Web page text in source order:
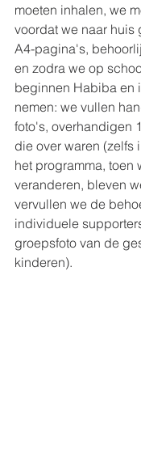
moeten inhalen, we
voordat we naar huis
A4-pagina's,
en zodra we op
beginnen Habiba en
nemen: we vullen
foto's, overhandigen
die over waren (zelfs
het programma, toen
veranderen, bleven
vervullen we de
individuele
groepsfoto van de
kinderen).